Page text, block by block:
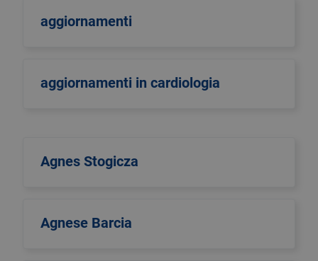
aggiornamenti
aggiornamenti in cardiologia
Agnes Stogicza
Agnese Barcia